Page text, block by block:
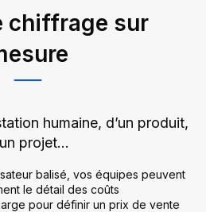
chiffrage sur
humaine, d’un produit,
projet…
balisé, vos équipes peuvent
le détail des coûts
pour définir un prix de vente